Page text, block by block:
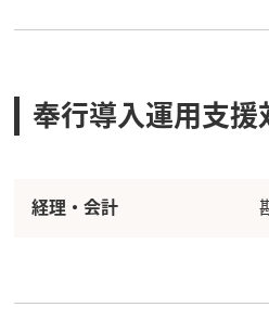
奉行導入運用支援
経理・会計